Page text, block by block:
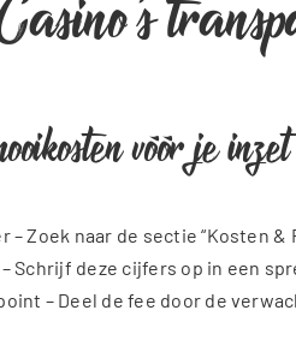
vóór je inzet
Zoek naar de sectie “Kosten &
Schrijf deze cijfers op in een
– Deel de fee door de